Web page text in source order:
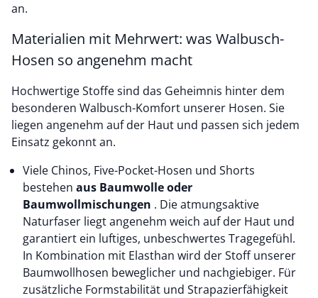
an.
Materialien mit Mehrwert: was Walbusch-
Hosen so angenehm macht
Hochwertige Stoffe sind das Geheimnis hinter dem
besonderen Walbusch-Komfort unserer Hosen. Sie
liegen angenehm auf der Haut und passen sich jedem
Einsatz gekonnt an.
Viele Chinos, Five-Pocket-Hosen und Shorts
bestehen aus Baumwolle oder
Baumwollmischungen . Die atmungsaktive
Naturfaser liegt angenehm weich auf der Haut und
garantiert ein luftiges, unbeschwertes Tragegefühl.
In Kombination mit Elasthan wird der Stoff unserer
Baumwollhosen beweglicher und nachgiebiger. Für
zusätzliche Formstabilität und Strapazierfähigkeit